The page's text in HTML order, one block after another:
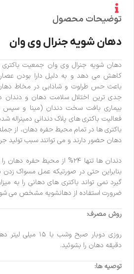
توضیحات محصول
دهان شویه جنرال وی وان
دهان شویه جنرال وی وان جمعیت باکتری
کاهش می دهد و به دلیل دارا بودن
باعث حس طراوت و شادابی در مخاط
جدی ترین اختلال سلامت دهان و دندان
بیماری بافت سخت دندان (مینا و سپس
فعالیت باکتری‌ های پلاک دندانی دمینراله
باکتری ها در تمام محیط حفره دهان، از
دهان حضور دارند و می توانند سبب تولید
دندان ها تنها ۲۴% از محیط
بنابراین حتی در صورتیکه عمل مسواک
گیرد نمی تواند باکتری های دهانی را به
ضرورت استفاده از دهانشویه مشخص می
روش مصرف:
دقیقه دهان را بشوئید.
توصیه ها: